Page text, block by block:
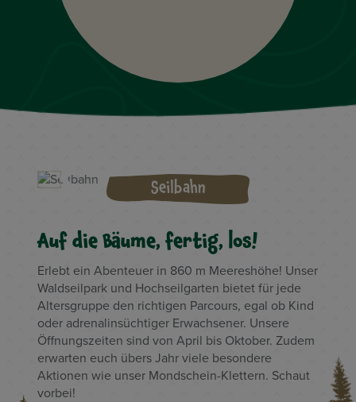
Seilbahn
Auf die Bäume, fertig, los!
Erlebt ein Abenteuer in 860 m Meereshöhe! Unser
Waldseilpark und Hochseilgarten bietet für jede
Altersgruppe den richtigen Parcours, egal ob Kind
oder adrenalinsüchtiger Erwachsener. Unsere
Öffnungszeiten sind von April bis Oktober. Zudem
erwarten euch übers Jahr viele besondere
Aktionen wie unser Mondschein-Klettern. Schaut
vorbei!